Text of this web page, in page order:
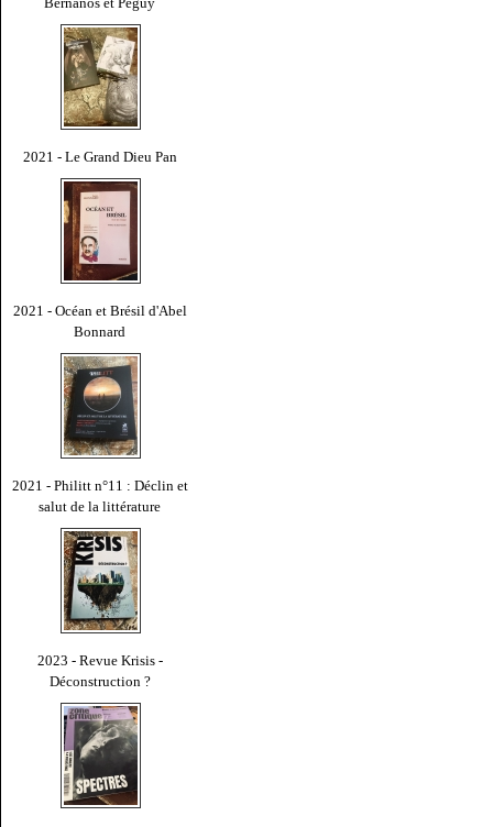
2021 - Le Grand Dieu Pan
2021 - Océan et Brésil d'Abel
Bonnard
2021 - Philitt n°11 : Déclin et
salut de la littérature
2023 - Revue Krisis -
Déconstruction ?